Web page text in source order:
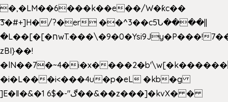
�,�LM��6���k��e��/W�ƙc��
͞3�#+]H�/?�er ��^3��c5Ն����||
�L��[�[�חwT.���\�9�0�Ysi9Jy�P���!7���,�>�P�z�k��-
zBI}��!
�lN��7�~4�i�x�
�i�L���i<���4u�p�eL �kb�g
]E�ǁ�&�1 6$�-"ڰ��&��z���]�kvX� �